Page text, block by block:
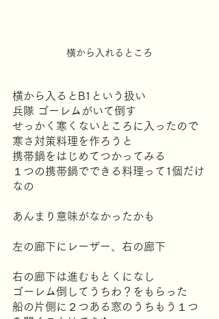
横から入れるところ
横から入るとB1という扱い
兵隊 ゴーレムがいて倒す
せっかく寒くないところに入ったので
寒さ対策料理を作ろうと
携帯鍋をはじめてつかってみる
１つの携帯鍋でできる料理って1個だけ
なの
あんまり意味がなかったかも
左の廊下にレーザー、右の廊下
右の廊下は進むもとくになし
ゴーレム倒してうちわ？をもらった
船の片側に２つある窓のうちもう１つ